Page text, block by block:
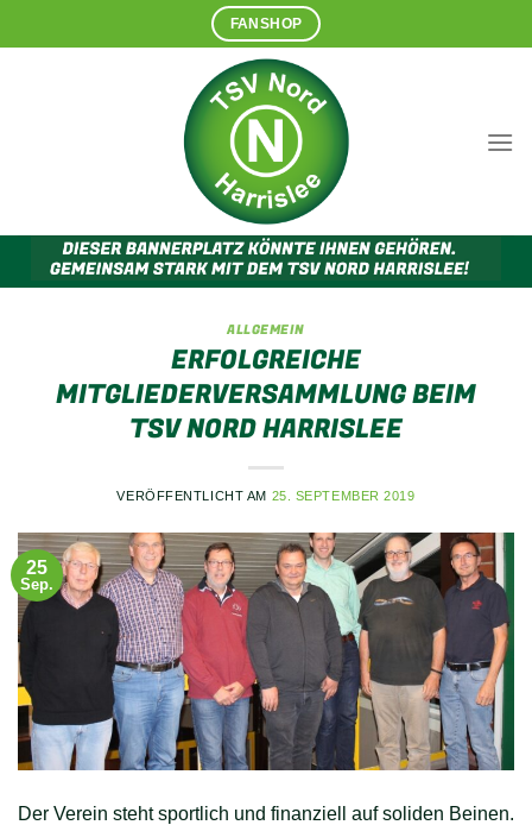
Inhalt
FANSHOP
ALLGEMEIN
ERFOLGREICHE
MITGLIEDERVERSAMMLUNG BEIM
TSV NORD HARRISLEE
VERÖFFENTLICHT AM 25. SEPTEMBER 2019
25
Sep.
Der Verein steht sportlich und finanziell auf soliden Beinen.